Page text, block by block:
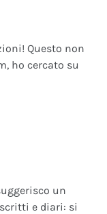
Questo non
ho cercato su
un
e diari: si